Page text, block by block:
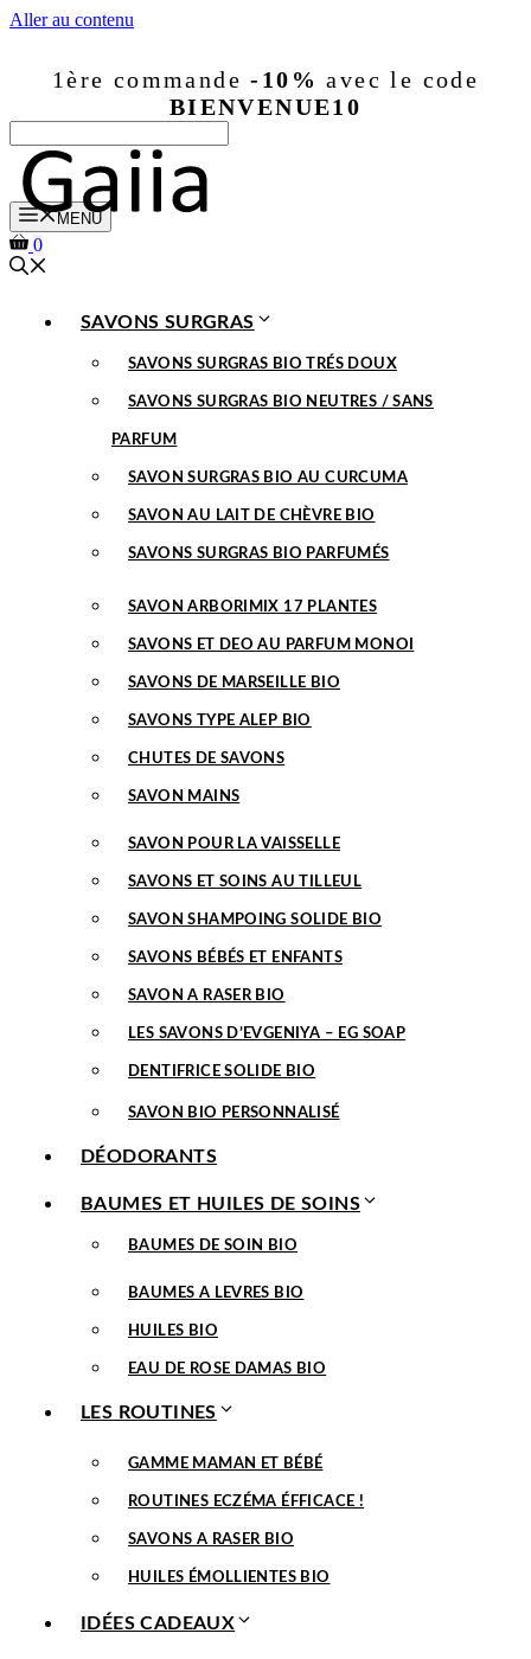
Aller au contenu
1ère commande-10% avec le code
BIENVENUE10
MENU
0
SAVONS SURGRAS
SAVONS SURGRAS BIO TRÉS DOUX
SAVONS SURGRAS BIO NEUTRES / SANS
PARFUM
SAVON SURGRAS BIO AU CURCUMA
SAVON AU LAIT DE CHÈVRE BIO
SAVONS SURGRAS BIO PARFUMÉS
SAVON ARBORIMIX 17 PLANTES
SAVONS ET DEO AU PARFUM MONOI
SAVONS DE MARSEILLE BIO
SAVONS TYPE ALEP BIO
CHUTES DE SAVONS
SAVON MAINS
SAVON POUR LA VAISSELLE
SAVONS ET SOINS AU TILLEUL
SAVON SHAMPOING SOLIDE BIO
SAVONS BÉBÉS ET ENFANTS
SAVON A RASER BIO
LES SAVONS D’EVGENIYA – EG SOAP
DENTIFRICE SOLIDE BIO
SAVON BIO PERSONNALISÉ
DÉODORANTS
BAUMES ET HUILES DE SOINS
BAUMES DE SOIN BIO
BAUMES A LEVRES BIO
HUILES BIO
EAU DE ROSE DAMAS BIO
LES ROUTINES
GAMME MAMAN ET BÉBÉ
ROUTINES ECZÉMA ÉFFICACE !
SAVONS A RASER BIO
HUILES ÉMOLLIENTES BIO
IDÉES CADEAUX